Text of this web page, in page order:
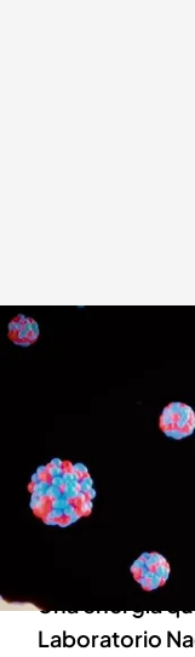
'Todo es mentira' analiza
Todo es
13 DIC 2022 -
José Manuel
nuclear: "Con
podría tener
Una energía
Laboratorio